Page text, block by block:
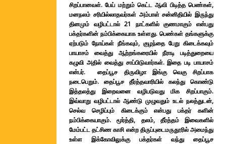
சிறப்பானவள். பேய் மற்றும் கெட்ட ஆவி பிடித்த பெண்கள்,
மனநலம் சரியில்லாதவர்கள் அம்பாள் சன்னிதியில் இருந்து
தினமும் வழிபட்டால் 21 நாட்களில் குணமாகும் என்பது
பக்தர்களின் நம்பிக்கையாக உள்ளது. பெண்கள் தங்களுக்கு
ஏற்படும் நோய்கள் நீங்கவும், குழந்தை பேறு கிடைக்கவும்
பாயாசம் வைத்து ஆற்றங்கரையில் நீராடி படித்துறையை
கழுவி அதில் வைத்து சாப்பிடுவார்கள். இதை படி பாயாசம்
என்பர். தைப்பூச திருவிழா இங்கு வெகு சிறப்பாக
நடைபெறும். தைப்பூச தீர்த்தவாரியில் கலந்து கொண்டு
இத்தலத்து இறைவனை வழிபடுவது மிக சிறப்பாகும்.
இவ்வாறு வழிபட்டால் ஆண்டு முழுவதும் உடல் நலத்துடன்,
செல்வ செழிப்பும் கிடைக்கும் என்பது பக்தர் களின்
நம்பிக்கையாகும். மூர்த்தி, தலம், தீர்த்தம் இவைகளில்
மேம்பட்ட தட்சிண காசி என்ற திருப்புடைமருதூரில் அமைந்து
உள்ள இக்கோவிலுக்கு பக்தர்கள் வந்து தைப்பூச